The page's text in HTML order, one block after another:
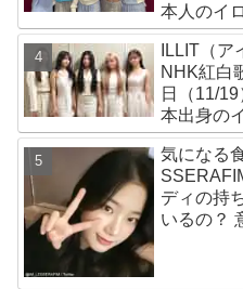
本人のイ
ールズグ
「
ト
ILLIT（
NHK紅白
日（11/
本出身の
を語る「
ジ…嬉し
気になる
ディの持
いるの？